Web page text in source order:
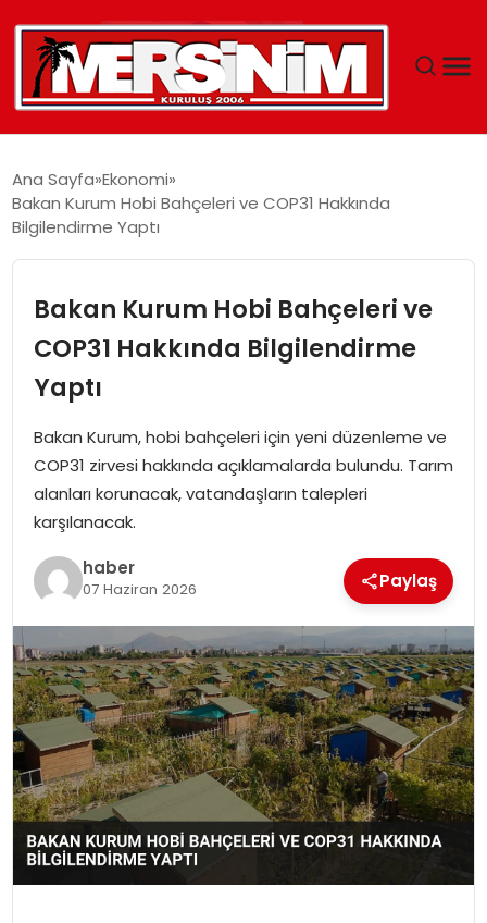
YAŞAM
EĞITIM
SPOR
EKONOMI
MAGAZIN
OTOMOBIL
Ana Sayfa Ekonomi
Bakan Kurum Hobi Bahçeleri ve COP31 Hakkında
Bilgilendirme Yaptı
Bakan Kurum Hobi Bahçeleri ve
COP31 Hakkında Bilgilendirme
Yaptı
Bakan Kurum, hobi bahçeleri için yeni düzenleme ve
COP31 zirvesi hakkında açıklamalarda bulundu. Tarım
alanları korunacak, vatandaşların talepleri
karşılanacak.
haber
07 Haziran 2026 Paylaş